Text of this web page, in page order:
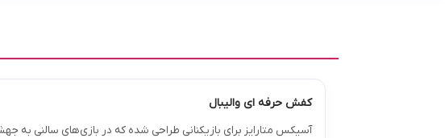
کفش حرفه ای والیبال
آسیکس متارایز برای بازیکنانی طراحی شده که در بازی‌های سالنی به